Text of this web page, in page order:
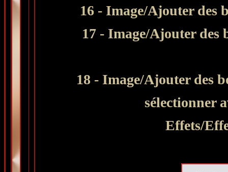
16 - Image/Ajouter des
17 - Image/Ajouter des
18 - Image/Ajouter des
sélectionner
Effets/